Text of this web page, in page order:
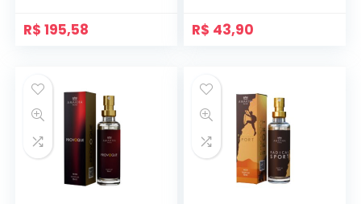
R$ 195,58 R$ 43,90